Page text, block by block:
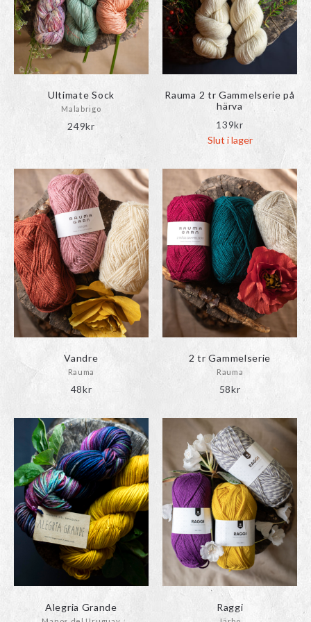
Undvik blekt garn, då blekning gör fibrerna svårtovade.
Använd vårt filter för att hitta den tillverkare, tjocklek eller
masktäthet du vill ha. Du hittar filtret på vänster sida om du
använder en dator, och med knappen till vänster här nedan om
du använder mobil.
Ultimate Sock
Malabrigo
249kr
Rauma 2 tr Gammelserie på
härva
139kr
Slut i lager
Vandre
Rauma
48kr
2 tr Gammelserie
Rauma
58kr
Alegria Grande Raggi